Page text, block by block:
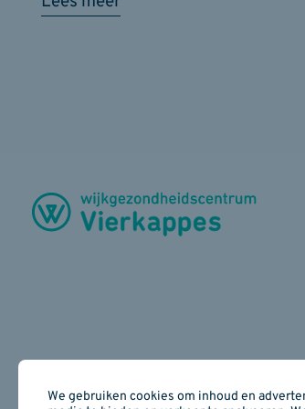
We gebruiken cookies om inhoud en